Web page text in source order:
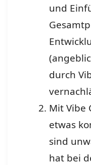
und
durch
Mit Vibe
etwas
sind
hat bei